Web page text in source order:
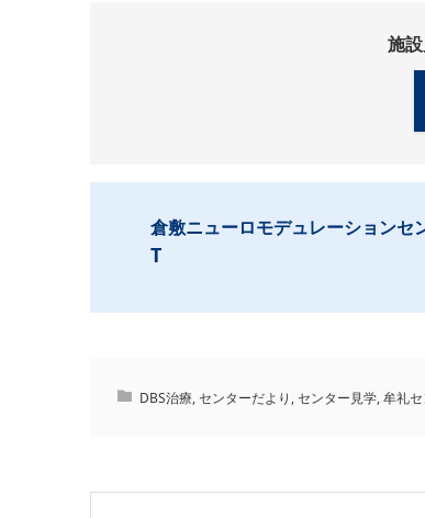
施
倉敷ニューロモデュレーション
T
DBS治療,センターだより ,センター見学,牟礼